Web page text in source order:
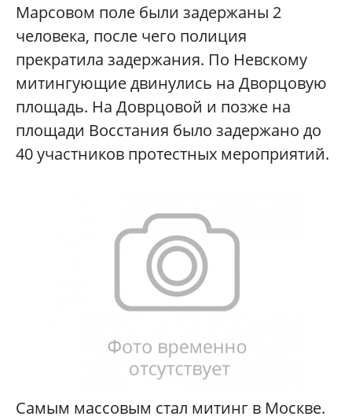
Марсовом поле были задержаны 2
человека, после чего полиция
прекратила задержания. По Невскому
митингующие двинулись на Дворцовую
площадь. На Доврцовой и позже на
площади Восстания было задержано до
40 участников протестных мероприятий.
Самым массовым стал митинг в Москве.